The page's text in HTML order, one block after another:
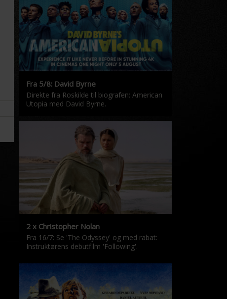
Fra 5/8: David Byrne
Direkte fra Roskilde til biografen: American
Utopia med David Byrne.
2 x Christopher Nolan
Fra 16/7: Se 'The Odyssey' og med rabat:
Instruktørens debutfilm 'Following'.